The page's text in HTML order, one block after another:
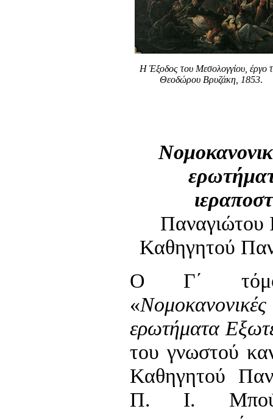
Η Έξοδος του Μεσολογγίου, έργο
Θεοδώρου Βρυζάκη, 1853.
Καθηγητού
Ο Γ΄
«
ερωτήματα
του γνωστού
Καθηγητού
Π. Ι.